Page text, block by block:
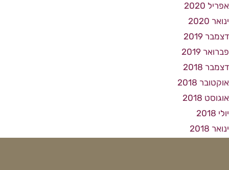
אפריל 2020
ינואר 2020
דצמבר 2019
פברואר 2019
דצמבר 2018
אוקטובר 2018
אוגוסט 2018
יולי 2018
ינואר 2018